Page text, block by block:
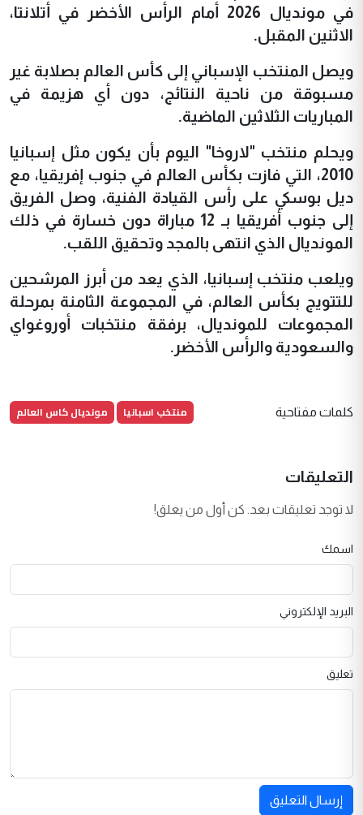
في مونديال 2026 أمام الرأس الأخضر في أتلانتا،
الاثنين المقبل.
ويصل المنتخب الإسباني إلى كأس العالم بصلابة غير
مسبوقة من ناحية النتائج، دون أي هزيمة في
المباريات الثلاثين الماضية.
ويحلم منتخب "لاروخا" اليوم بأن يكون مثل إسبانيا
2010، التي فازت بكأس العالم في جنوب إفريقيا، مع
ديل بوسكي على رأس القيادة الفنية، وصل الفريق
إلى جنوب أفريقيا بـ 12 مباراة دون خسارة في ذلك
المونديال الذي انتهى بالمجد وتحقيق اللقب.
ويلعب منتخب إسبانيا، الذي يعد من أبرز المرشحين
للتتويج بكأس العالم، في المجموعة الثامنة بمرحلة
المجموعات للمونديال، برفقة منتخبات أوروغواي
والسعودية والرأس الأخضر.
كلمات مفتاحية منتخب اسبانيا مونديال كاس العالم
التعليقات
لا توجد تعليقات بعد. كن أول من يعلق!
اسمك
البريد الإلكتروني
تعليق
إرسال التعليق